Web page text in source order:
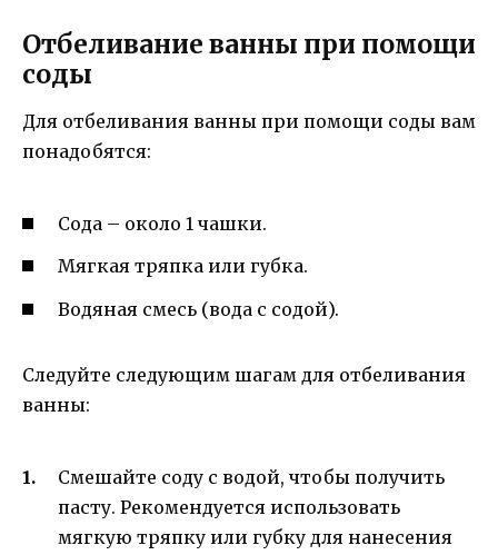
Отбеливание ванны при помощи
соды
Для отбеливания ванны при помощи соды вам
понадобятся:
Сода – около 1 чашки.
Мягкая тряпка или губка.
Водяная смесь (вода с содой).
Следуйте следующим шагам для отбеливания
ванны:
Смешайте соду с водой, чтобы получить
пасту. Рекомендуется использовать
мягкую тряпку или губку для нанесения